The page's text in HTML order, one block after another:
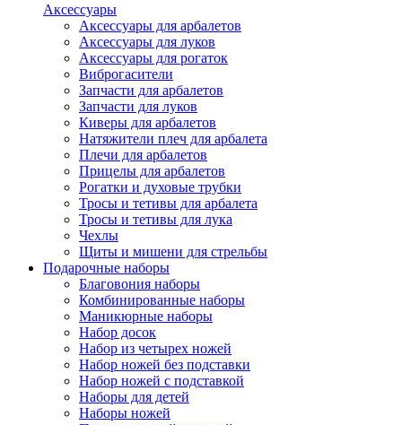
Аксессуары
Аксессуары для арбалетов
Аксессуары для луков
Аксессуары для рогаток
Виброгасители
Запчасти для арбалетов
Запчасти для луков
Киверы для арбалетов
Натяжители плеч для арбалета
Плечи для арбалетов
Прицелы для арбалетов
Рогатки и духовые трубки
Тросы и тетивы для арбалета
Тросы и тетивы для лука
Чехлы
Щиты и мишени для стрельбы
Подарочные наборы
Благовония наборы
Комбинированные наборы
Маникюрные наборы
Набор досок
Набор из четырех ножей
Набор ножей без подставки
Набор ножей с подставкой
Наборы для детей
Наборы ножей